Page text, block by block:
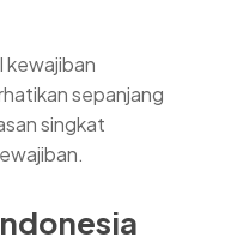
kewajiban
sepanjang
singkat